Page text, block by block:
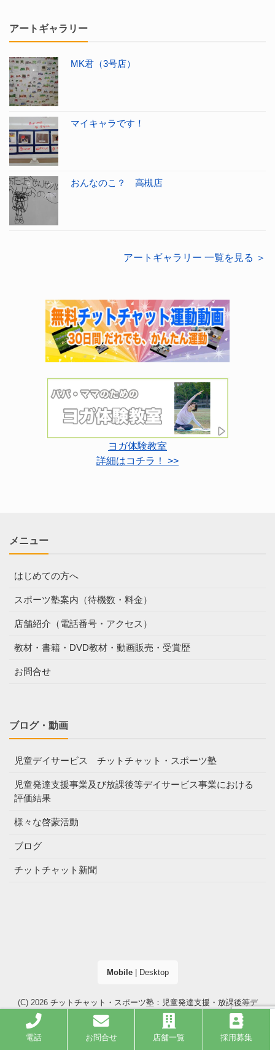
アートギャラリー
MK君（3号店）
マイキャラです！
おんなのこ？ 高槻店
アートギャラリー 一覧を見る ＞
ヨガ体験教室
詳細はコチラ！ >>
メニュー
はじめての方へ
スポーツ塾案内（待機数・料金）
店舗紹介（電話番号・アクセス）
教材・書籍・DVD教材・動画販売・受賞歴
お問合せ
ブログ・動画
児童デイサービス チットチャット・スポーツ塾
児童発達支援事業及び放課後等デイサービス事業における
評価結果
様々な啓蒙活動
ブログ
チットチャット新聞
Mobile| Desktop
(C) 2026 チットチャット・スポーツ塾：児童発達支援・放課後等デ
イサービス（大阪市・高槻市）
. All right reserved.
電話 お問合せ 店舗一覧 採用募集